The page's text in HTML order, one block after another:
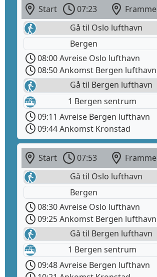
Start 07:23 Framme
Gå til Oslo lufthavn
Bergen
08:00 Avreise Oslo lufthavn
08:50 Ankomst Bergen lufthavn
Gå til Bergen lufthavn
1 Bergen sentrum
09:11 Avreise Bergen lufthavn
09:44 Ankomst Kronstad
Start 07:53 Framme
Gå til Oslo lufthavn
Bergen
08:30 Avreise Oslo lufthavn
09:25 Ankomst Bergen lufthavn
Gå til Bergen lufthavn
1 Bergen sentrum
09:48 Avreise Bergen lufthavn